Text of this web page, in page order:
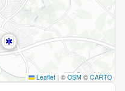
Leaflet | © OSM © CARTO